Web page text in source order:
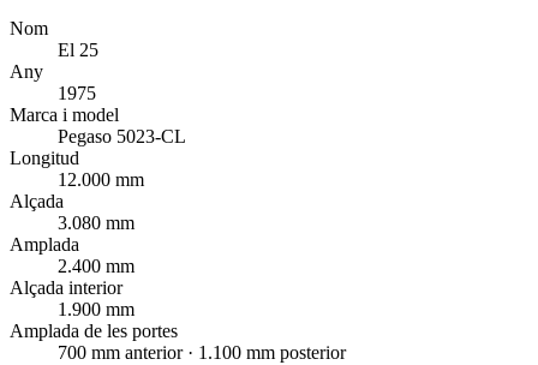
Nom
El 25
Any
1975
Marca i model
Pegaso 5023-CL
Longitud
12.000 mm
Alçada
3.080 mm
Amplada
2.400 mm
Alçada interior
1.900 mm
Amplada de les portes
700 mm anterior · 1.100 mm posterior